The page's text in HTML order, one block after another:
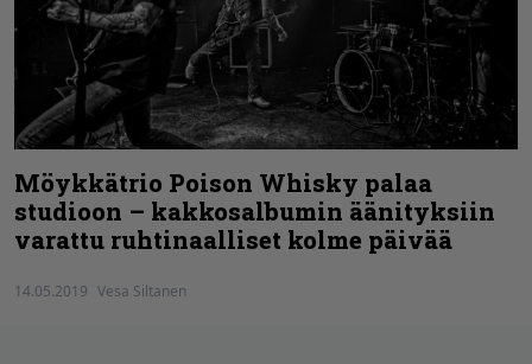
Möykkätrio Poison Whisky palaa
studioon – kakkosalbumin äänityksiin
varattu ruhtinaalliset kolme päivää
14.05.2019 Vesa Siltanen